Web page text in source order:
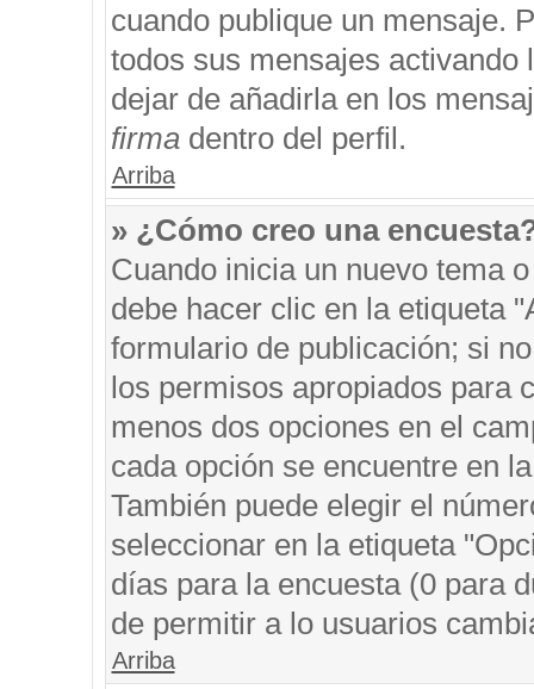
cuando publique un mensaje.
todos sus mensajes
dejar de añadirla en los
firmadentro del perfil.
Arriba
» ¿Cómo creo una
Cuando inicia un nuevo tema
debe hacer clic en la etiqueta
formulario de publicación; si
los permisos apropiados para
menos dos opciones en el
cada opción se encuentre en
También puede elegir el
seleccionar en la etiqueta
días para la encuesta (0 para
de permitir a lo usuarios
Arriba